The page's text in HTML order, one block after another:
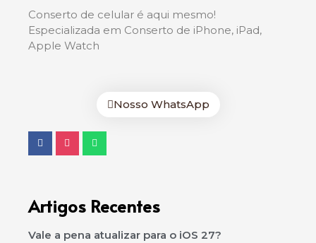
Conserto de celular é aqui mesmo!
Especializada em Conserto de iPhone, iPad,
Apple Watch
Nosso WhatsApp
Artigos Recentes
Vale a pena atualizar para o iOS 27?